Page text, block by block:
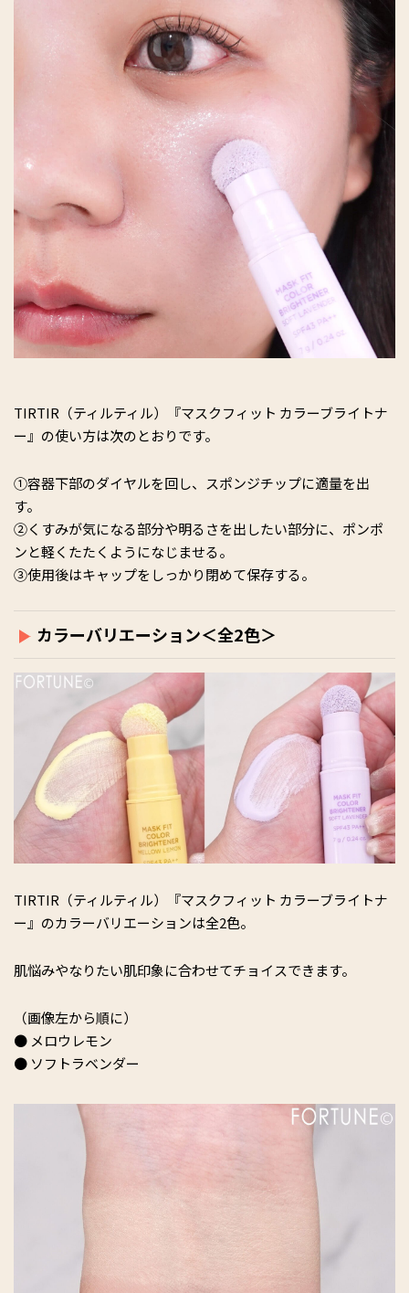
TIRTIR（ティルティル）『マスクフィット カラーブライトナ
ー』の使い方は次のとおりです。
①容器下部のダイヤルを回し、スポンジチップに適量を出
す。
②くすみが気になる部分や明るさを出したい部分に、ポンポ
ンと軽くたたくようになじませる。
③使用後はキャップをしっかり閉めて保存する。
カラーバリエーション＜全2色＞
TIRTIR（ティルティル）『マスクフィット カラーブライトナ
ー』のカラーバリエーションは全2色。
肌悩みやなりたい肌印象に合わせてチョイスできます。
（画像左から順に）
● メロウレモン
● ソフトラベンダー